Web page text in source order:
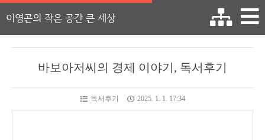
이영곤의 작은 공간 큰 세상
바보아저씨의 경제 이야기, 독서후기
독서후기 2025. 1. 1. 17:34